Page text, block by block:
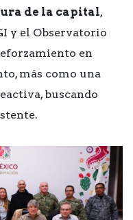
de la capital,
y el Observatorio
en
más como una
buscando